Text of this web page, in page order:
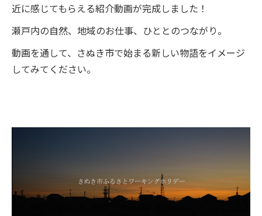
近に感じてもらえる紹介動画が完成しました！
瀬戸内の自然、地域のお仕事、ひととのつながり。
動画を通して、さぬき市で始まる新しい物語をイメージ
してみてください。